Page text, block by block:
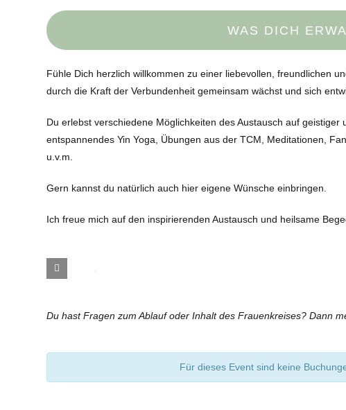
WAS DICH
Fühle Dich herzlich willkommen zu einer liebevollen, freundlichen
durch die Kraft der Verbundenheit gemeinsam wächst und sich
Du erlebst verschiedene Möglichkeiten des Austausch auf
entspannendes Yin Yoga, Übungen aus der TCM, Meditationen,
u.v.m.
Gern kannst du natürlich auch hier eigene Wünsche einbringen.
Ich freue mich auf den inspirierenden Austausch und heilsame
Du hast Fragen zum Ablauf oder Inhalt des Frauenkreises?Dann
Für dieses Event sind keine